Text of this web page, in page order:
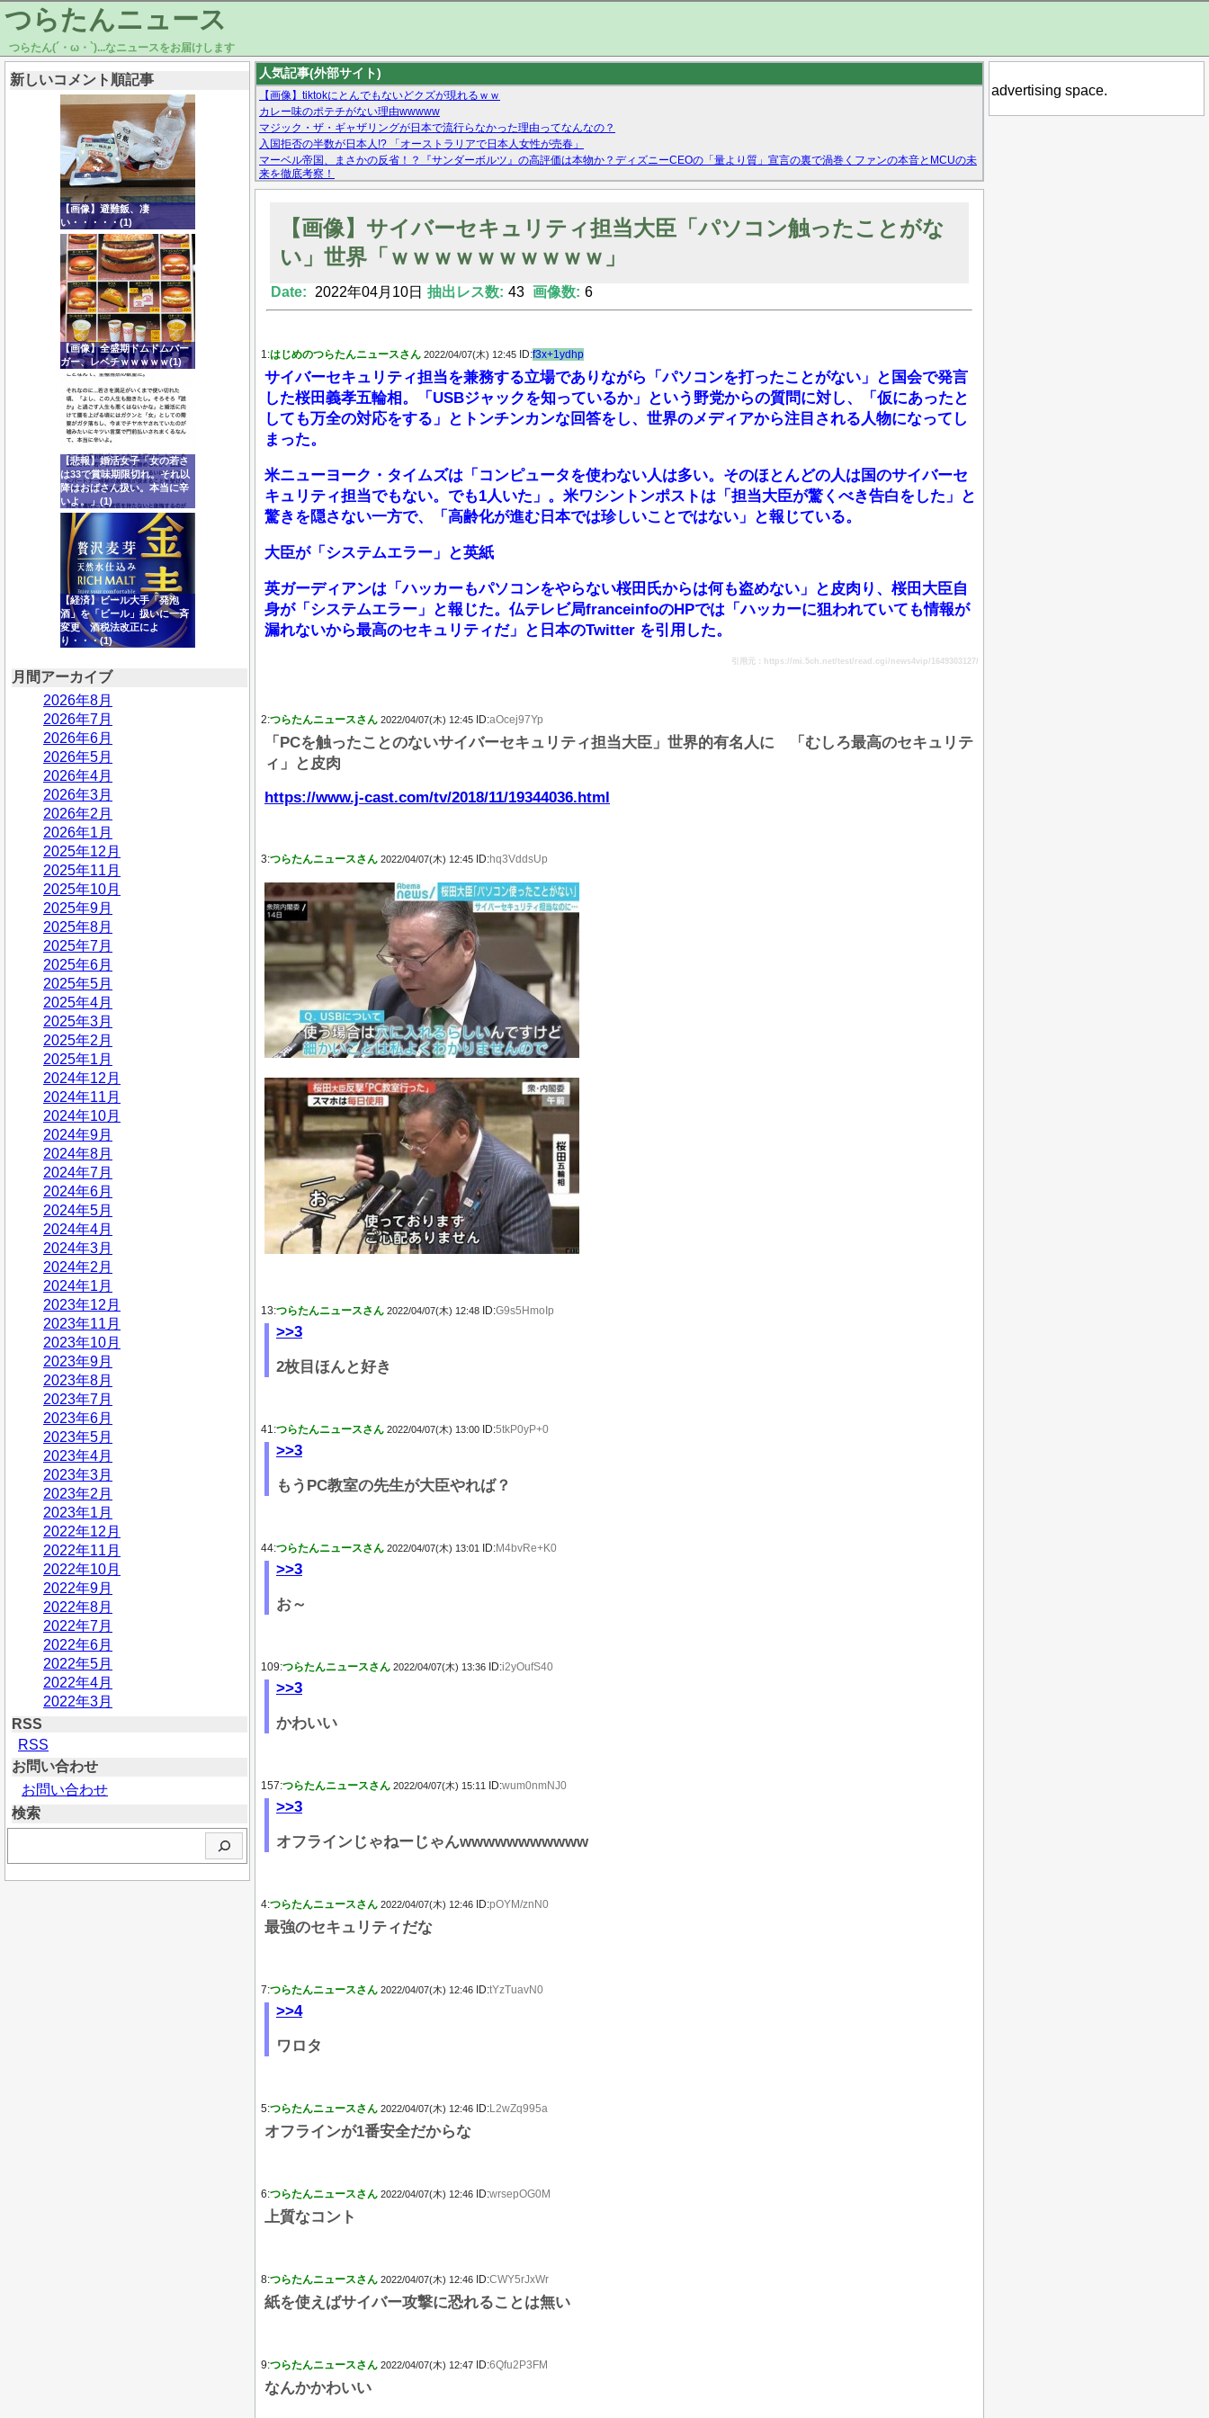
つらたんニュース
つらたん(´・ω・`)...なニュースをお届けします
新しいコメント順記事
【画像】避難飯、凄
い・・・・・(1)
【画像】全盛期ドムドムバー
ガー、レベチｗｗｗｗｗ(1)
【悲報】婚活女子「女の若さ
は33で賞味期限切れ。それ以
降はおばさん扱い。本当に辛
いよ。」(1)
【経済】ビール大手「発泡
酒」を「ビール」扱いに一斉
変更 酒税法改正によ
り・・・(1)
月間アーカイブ
2026年8月
2026年7月
2026年6月
2026年5月
2026年4月
2026年3月
2026年2月
2026年1月
2025年12月
2025年11月
2025年10月
2025年9月
2025年8月
2025年7月
2025年6月
2025年5月
2025年4月
2025年3月
2025年2月
2025年1月
2024年12月
2024年11月
2024年10月
2024年9月
2024年8月
2024年7月
2024年6月
2024年5月
2024年4月
2024年3月
2024年2月
2024年1月
2023年12月
2023年11月
2023年10月
2023年9月
2023年8月
2023年7月
2023年6月
2023年5月
2023年4月
2023年3月
2023年2月
2023年1月
2022年12月
2022年11月
2022年10月
2022年9月
2022年8月
2022年7月
2022年6月
2022年5月
2022年4月
2022年3月
RSS
RSS
お問い合わせ
お問い合わせ
検索
人気記事(外部サイト)
【画像】tiktokにとんでもないどクズが現れるｗｗ
カレー味のポテチがない理由wwwww
マジック・ザ・ギャザリングが日本で流行らなかった理由ってなんなの？
入国拒否の半数が日本人!? 「オーストラリアで日本人女性が売春」
マーベル帝国、まさかの反省！？『サンダーボルツ』の高評価は本物か？ディズニーCEOの「量より質」宣言の裏で渦巻くファンの本音とMCUの未
来を徹底考察！
【モー娘。石田亜佑美】ファーストテイク出演も新規獲得ならず？北川莉央が1位に
Powered by livedoor 相互RSS
【画像】サイバーセキュリティ担当大臣「パソコン触ったことがな
い」世界「ｗｗｗｗｗｗｗｗｗｗ」
Date: 2022年04月10日 抽出レス数: 43 画像数: 6
1:はじめのつらたんニュースさん 2022/04/07(木) 12:45 ID:f3x+1ydhp
サイバーセキュリティ担当を兼務する立場でありながら「パソコンを打ったことがない」と国会で発言
した桜田義孝五輪相。「USBジャックを知っているか」という野党からの質問に対し、「仮にあったと
しても万全の対応をする」とトンチンカンな回答をし、世界のメディアから注目される人物になってし
まった。
米ニューヨーク・タイムズは「コンピュータを使わない人は多い。そのほとんどの人は国のサイバーセ
キュリティ担当でもない。でも1人いた」。米ワシントンポストは「担当大臣が驚くべき告白をした」と
驚きを隠さない一方で、「高齢化が進む日本では珍しいことではない」と報じている。
大臣が「システムエラー」と英紙
英ガーディアンは「ハッカーもパソコンをやらない桜田氏からは何も盗めない」と皮肉り、桜田大臣自
身が「システムエラー」と報じた。仏テレビ局franceinfoのHPでは「ハッカーに狙われていても情報が
漏れないから最高のセキュリティだ」と日本のTwitter を引用した。
引用元：https://mi.5ch.net/test/read.cgi/news4vip/1649303127/
2:つらたんニュースさん 2022/04/07(木) 12:45 ID:aOcej97Yp
「PCを触ったことのないサイバーセキュリティ担当大臣」世界的有名人に 「むしろ最高のセキュリテ
ィ」と皮肉
https://www.j-cast.com/tv/2018/11/19344036.html
3:つらたんニュースさん 2022/04/07(木) 12:45 ID:hq3VddsUp
13:つらたんニュースさん 2022/04/07(木) 12:48 ID:G9s5HmoIp
>>3
2枚目ほんと好き
41:つらたんニュースさん 2022/04/07(木) 13:00 ID:5tkP0yP+0
>>3
もうPC教室の先生が大臣やれば？
44:つらたんニュースさん 2022/04/07(木) 13:01 ID:M4bvRe+K0
>>3
お～
109:つらたんニュースさん 2022/04/07(木) 13:36 ID:i2yOufS40
>>3
かわいい
157:つらたんニュースさん 2022/04/07(木) 15:11 ID:wum0nmNJ0
>>3
オフラインじゃねーじゃんwwwwwwwwwww
4:つらたんニュースさん 2022/04/07(木) 12:46 ID:pOYM/znN0
最強のセキュリティだな
7:つらたんニュースさん 2022/04/07(木) 12:46 ID:tYzTuavN0
>>4
ワロタ
5:つらたんニュースさん 2022/04/07(木) 12:46 ID:L2wZq995a
オフラインが1番安全だからな
6:つらたんニュースさん 2022/04/07(木) 12:46 ID:wrsepOG0M
上質なコント
8:つらたんニュースさん 2022/04/07(木) 12:46 ID:CWY5rJxWr
紙を使えばサイバー攻撃に恐れることは無い
9:つらたんニュースさん 2022/04/07(木) 12:47 ID:6Qfu2P3FM
なんかかわいい
advertising space.